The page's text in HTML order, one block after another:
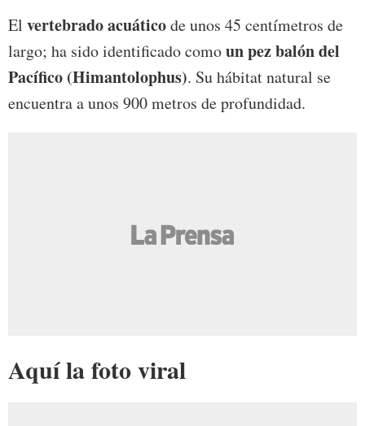
El vertebrado acuáticode unos 45 centímetros de
largo; ha sido identificado comoun pez balón del
Pacífico (Himantolophus). Su hábitat natural se
encuentra a unos 900 metros de profundidad.
Aquí la foto viral